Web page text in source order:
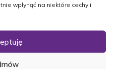
wpłynąć na niektóre cechy i
NEKROLOG